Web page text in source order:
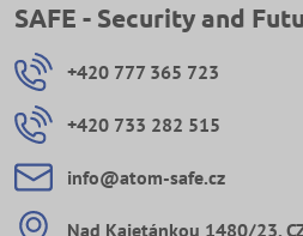
SAFE - Security and
+420 777 365 723
+420 733 282 515
info​@atom-safe​.cz
Nad Kajetánkou 1480/23,